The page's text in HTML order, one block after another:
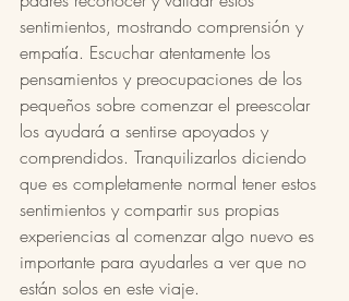
sentimientos, mostrando comprensión y
empatía. Escuchar atentamente los
pensamientos y preocupaciones de los
pequeños sobre comenzar el preescolar
los ayudará a sentirse apoyados y
comprendidos. Tranquilizarlos diciendo
que es completamente normal tener estos
sentimientos y compartir sus propias
experiencias al comenzar algo nuevo es
importante para ayudarles a ver que no
están solos en este viaje.